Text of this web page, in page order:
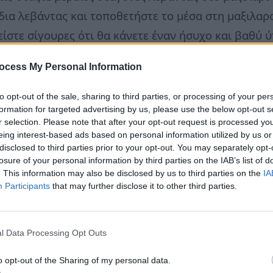
My Personal Information
opt-out of the sale, sharing to third parties, or processing of your
for targeted advertising by us, please use the below opt-out
selection. Please note that after your opt-out request is processed
interest-based ads based on personal information utilized by us
to third parties prior to your opt-out. You may separately
of your personal information by third parties on the IAB’s list of
This information may also be disclosed by us to third parties on the
Participants that may further disclose it to other third parties.
Data Processing Opt Outs
opt-out of the Sharing of my personal data.
λεβάντας και τοποθετήστε το μέσα στη
σίγουρες ότι θα κάνετε έναν ήσυχο και βαθύ
σας, αφού προσθέσετε 25 – 30 σταγόνες
για όση ώρα μπορείτε. Σύντομα θα αισθάνεστε
και θα κοιμηθείτε τέλεια.
του ζεστού νερού στη μπανιέρα; Μη
σας και κάντε ένα κατευναστικό ντους.
και του βήχα
από άνθη ή έλαιο λεβάντας είναι απόλυτα
σούπας άνθη λεβάντας και 1 κουταλιά
κεφάλι σας πάνω από το δοχείο, το σκεπάζεται